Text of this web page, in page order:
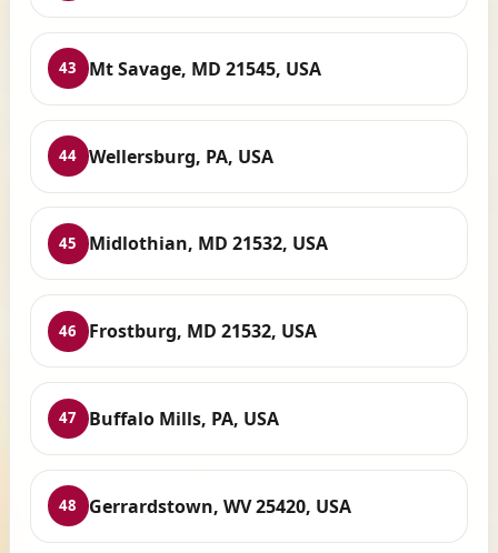
43 Mt Savage, MD 21545, USA
44 Wellersburg, PA, USA
45 Midlothian, MD 21532, USA
46 Frostburg, MD 21532, USA
47 Buffalo Mills, PA, USA
48 Gerrardstown, WV 25420, USA